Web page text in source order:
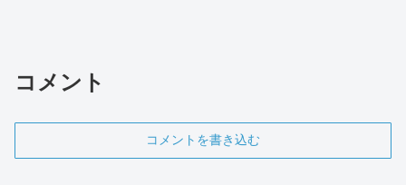
コメント
コメントを書き込む